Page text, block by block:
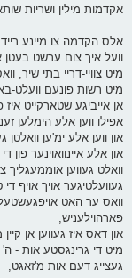
אקדמות מילין ושריות
אלס הקדמה צו מיינע
וועל איך צום ערשט
מיט צוויי-דריי בתי שיר,
מיט רשות פונעם וועלט-
אן אייביגע שטארקייט
אפילו ווען אלע הימלען
און ווען אלע ימ'ען וואלטן
און אלע איינוואוינער
וואלט געווען אוממעגליך
געוועלטיגער אויך אויף
וואס ער האט
פארהוילעניש,
און דאס איז געווען אן
מיט די גרינגסטע אות - ה'
געצייג דעם אות מ'זאגט,